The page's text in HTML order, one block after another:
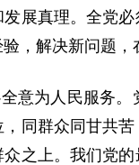
展真理。全党
，解决新问题
意为人民服务
同群众同甘共
之上。我们党